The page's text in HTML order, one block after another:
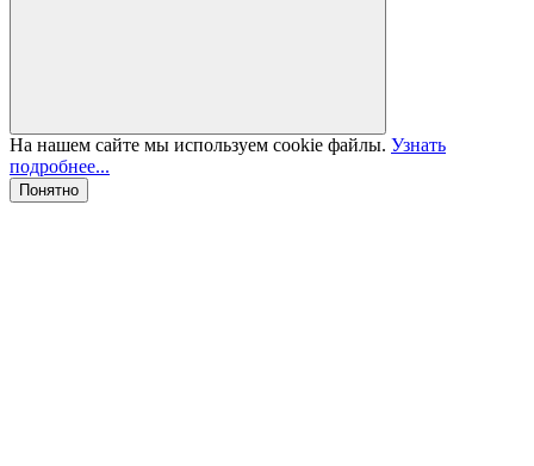
На нашем сайте мы используем cookie файлы. Узнать
подробнее...
Понятно